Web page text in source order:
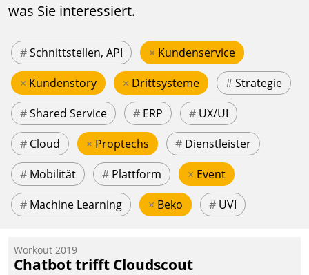
was Sie interessiert.
#Schnittstellen, API × Kundenservice
× Kundenstory × Drittsysteme #Strategie
#Shared Service # ERP # UX/UI
# Cloud × Proptechs # Dienstleister
# Mobilität # Plattform × Event
# Machine Learning × Beko # UVI
Workout 2019
Chatbot trifft Cloudscout